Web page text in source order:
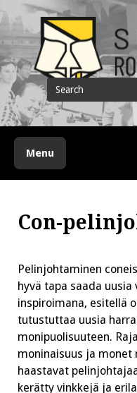
to
content
Search
for
Menu
Con-
Pelinjohtaminen
hyvä tapa saada
inspiroimana, esitellä
tutustuttaa uusia
monipuolisuuteen.
moninaisuus ja monet
haastavat
kerätty vinkkejä ja